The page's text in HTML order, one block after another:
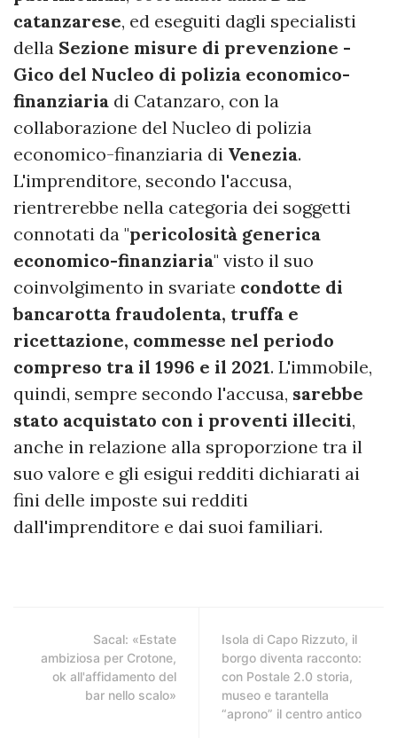
catanzarese, ed eseguiti dagli specialisti
della Sezione misure di prevenzione -
Gico del Nucleo di polizia economico-
finanziaria di Catanzaro, con la
collaborazione del Nucleo di polizia
economico-finanziaria di Venezia.
L'imprenditore, secondo l'accusa,
rientrerebbe nella categoria dei soggetti
connotati da "pericolosità generica
economico-finanziaria" visto il suo
coinvolgimento in svariate condotte di
bancarotta fraudolenta, truffa e
ricettazione, commesse nel periodo
compreso tra il 1996 e il 2021. L'immobile,
quindi, sempre secondo l'accusa, sarebbe
stato acquistato con i proventi illeciti,
anche in relazione alla sproporzione tra il
suo valore e gli esigui redditi dichiarati ai
fini delle imposte sui redditi
dall'imprenditore e dai suoi familiari.
Sacal: «Estate
ambiziosa per Crotone,
ok all'affidamento del
bar nello scalo»
Isola di Capo Rizzuto, il
borgo diventa racconto:
con Postale 2.0 storia,
museo e tarantella
“aprono” il centro antico